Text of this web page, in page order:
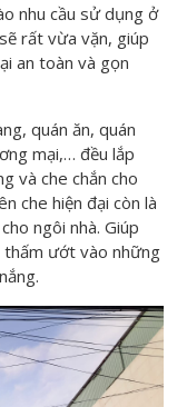
nhu cầu sử dụng ở
rất vừa vặn, giúp
an toàn và gọn
quán ăn, quán
mại,… đều lắp
và che chắn cho
che hiện đại còn là
ngôi nhà. Giúp
thấm ướt vào những